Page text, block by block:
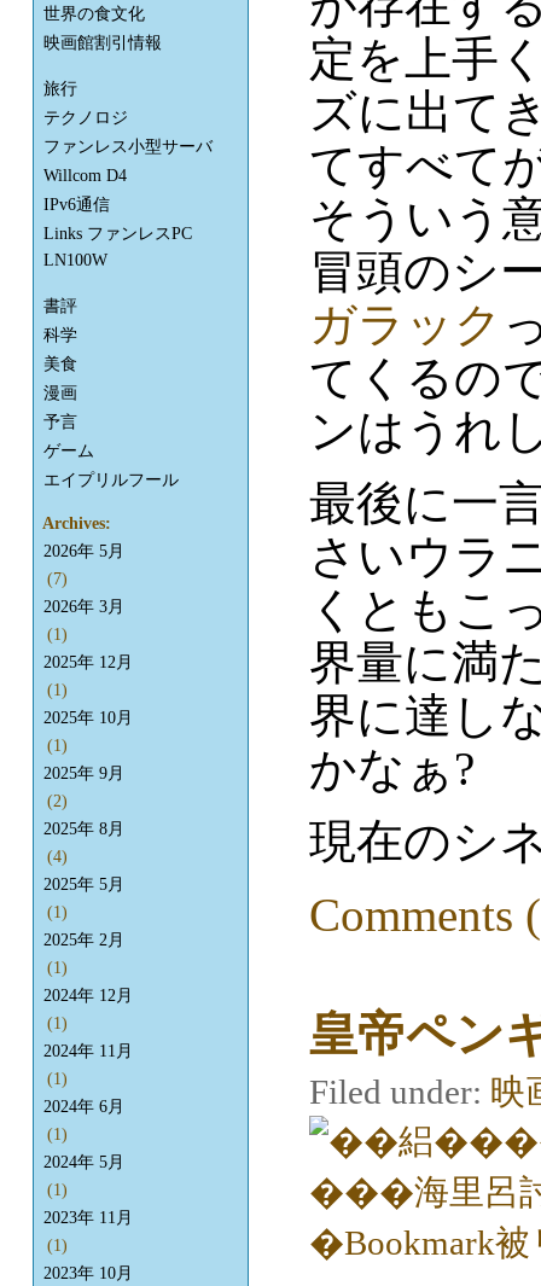
定を上手
ズに出て
てすべて
そういう
冒頭のシ
ガラック
てくるの
ンはうれ
最後に一
さいウラ
くともこ
界量に満
界に達し
かなぁ?
現在のシ
Comments
皇帝ペン
Filed under: 映
世界の食文化
映画館割引情報
旅行
テクノロジ
ファンレス小型サーバ
Willcom D4
IPv6通信
Links ファンレスPC
LN100W
書評
科学
美食
漫画
予言
ゲーム
エイプリルフール
Archives:
2026年 5月
(7)
2026年 3月
(1)
2025年 12月
(1)
2025年 10月
(1)
2025年 9月
(2)
2025年 8月
(4)
2025年 5月
(1)
2025年 2月
(1)
2024年 12月
(1)
2024年 11月
(1)
2024年 6月
(1)
2024年 5月
(1)
2023年 11月
(1)
2023年 10月